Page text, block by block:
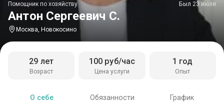
Антон Сергеевич С.
Помощник по хозяйству Был 23 июля
Москва, Новокосино
Возраст
29 лет
Цена услуги
100 руб/час
Опыт
1 год
О себе Обязанности График